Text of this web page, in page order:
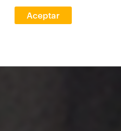
Aceptar